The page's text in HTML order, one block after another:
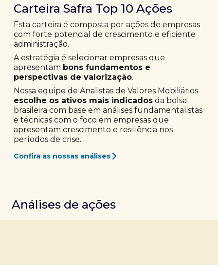
Carteira Safra Top 10 Ações
Esta carteira é composta por ações de empresas
com forte potencial de crescimento e eficiente
administração.
A estratégia é selecionar empresas que
apresentam bons fundamentos e
perspectivas de valorização.
Nossa equipe de Analistas de Valores Mobiliários
escolhe os ativos mais indicados da bolsa
brasileira com base em análises fundamentalistas
e técnicas com o foco em empresas que
apresentam crescimento e resiliência nos
períodos de crise.
Confira as nossas análises
Análises de ações